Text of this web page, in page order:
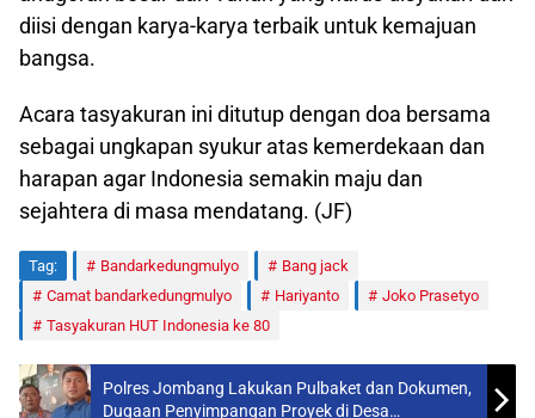
diisi dengan karya-karya terbaik untuk kemajuan
bangsa.
Acara tasyakuran ini ditutup dengan doa bersama
sebagai ungkapan syukur atas kemerdekaan dan
harapan agar Indonesia semakin maju dan
sejahtera di masa mendatang. (JF)
Tag: Bandarkedungmulyo
Bang jack
Camat bandarkedungmulyo
Hariyanto
Joko Prasetyo
Tasyakuran HUT Indonesia ke 80
Polres Jombang Lakukan Pulbaket dan Dokumen,
Dugaan Penyimpangan Proyek di Desa